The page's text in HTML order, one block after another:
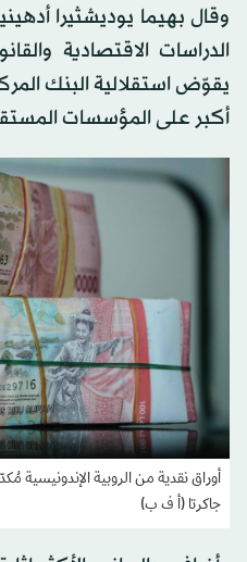
وقال بهيما يوديشثيرا
الدراسات الاقتصادية
يقوّض استقلالية البنك
أكبر على المؤسسات
أوراق نقدية من الروبية الإندونيسية
جاكرتا (أ ف ب)